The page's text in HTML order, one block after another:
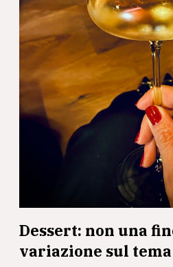
Dessert: non una
variazione sul tema